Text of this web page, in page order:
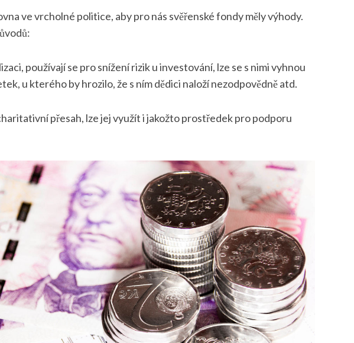
ve vrcholné politice, aby pro nás svěřenské fondy měly výhody.
používají se pro snížení rizik u investování, lze se s nimi vyhnou
u kterého by hrozilo, že s ním dědici naloží nezodpovědně atd.
přesah, lze jej využít i jakožto prostředek pro podporu